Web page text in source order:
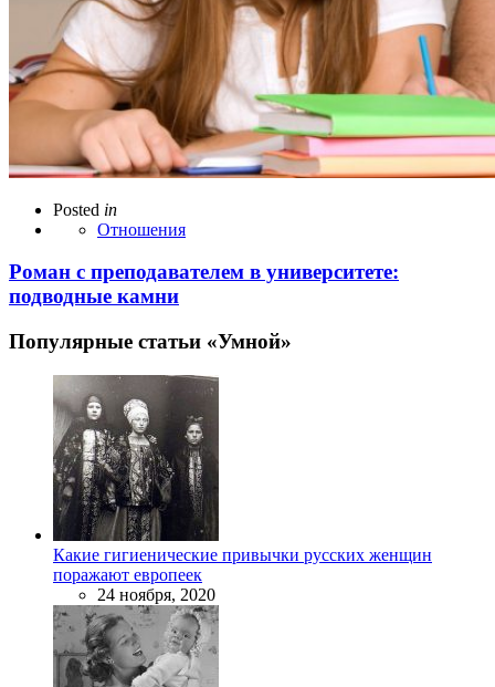
Posted in
Отношения
Роман с преподавателем в университете:
подводные камни
Популярные статьи «Умной»
Какие гигиенические привычки русских женщин
поражают европеек
24 ноября, 2020